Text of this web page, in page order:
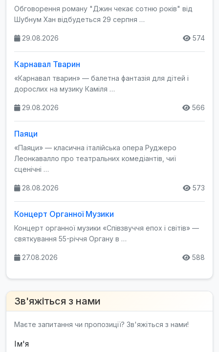
Обговорення роману "Джин чекає сотню років" від
Шубнум Хан відбудеться 29 серпня …
29.08.2026 574
Карнавал Тварин
«Карнавал тварин» — балетна фантазія для дітей і
дорослих на музику Каміля …
29.08.2026 566
Паяци
«Паяци» — класична італійська опера Руджеро
Леонкавалло про театральних комедіантів, чиї
сценічні …
28.08.2026 573
Концерт Органної Музики
Концерт органної музики «Співзвуччя епох і світів» —
святкування 55-річчя Органу в …
27.08.2026 588
Зв'яжіться з нами
Маєте запитання чи пропозиції? Зв'яжіться з нами!
Ім'я